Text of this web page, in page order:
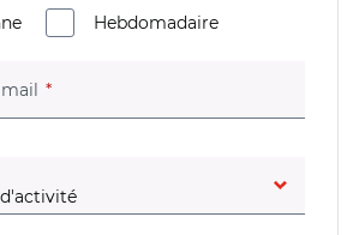
Hebdomadaire
(champ obligatoire)
obligatoire)